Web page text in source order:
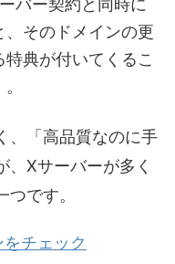
そのドメインの更
典が付いてくるこ
、「高品質なのに手
、Xサーバーが多く
です。
チェック